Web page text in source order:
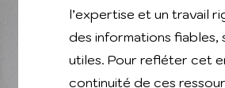
l’expertise et un travail
des informations
utiles. Pour refléter cet
continuité de ces